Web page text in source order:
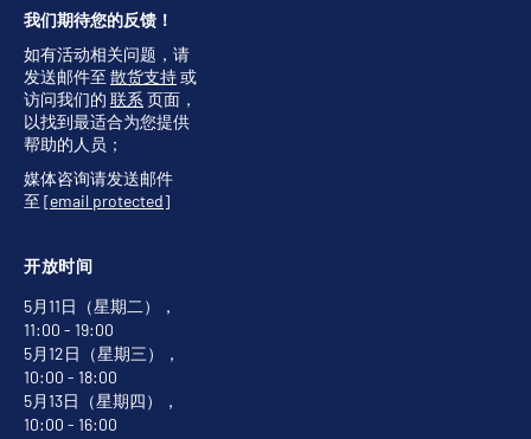
开放时间
5月11日（星期二），
11:00 - 19:00
5月12日（星期三），
10:00 - 18:00
5月13日（星期四），
10:00 - 16:00
我们期待您的反馈！
如有活动相关问题，请
发送邮件至 散货支持或
访问我们的 联系 页面，
以找到最适合为您提供
帮助的人员；
媒体咨询请发送邮件
至 [email protected]